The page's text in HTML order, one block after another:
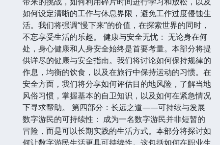
如何设定清晰的工作与休息界限，避免工作过度侵蚀生
活。我们将强调“慢下来”的价值，在探索世界的同时，
不忘享受生活的乐趣。 健康与安全无忧： 无论身在何
处，身心健康和人身安全始终是首要考量。本部分将提
供详尽的健康与安全指南。我们将讨论如何保持规律的
作息，均衡的饮食，以及在旅行中保持运动的习惯。在
安全方面，我们将分享如何评估目的地风险，了解当地
风俗习惯，掌握基本的自卫知识，以及如何在紧急情况
下寻求帮助。 第四部分：长远之道——可持续与发展
数字游民的可持续性： 成为一名数字游民并非短暂的
冒险，而是可以长期实践的生活方式。本部分将探讨如
何让数字游民生活更具可持续性。这包括如何在职业生